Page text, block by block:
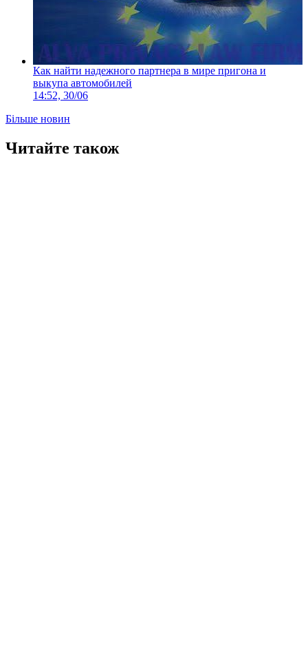
Как найти надежного партнера в мире пригона и
выкупа автомобилей
14:52, 30/06
Більше новин
Читайте також